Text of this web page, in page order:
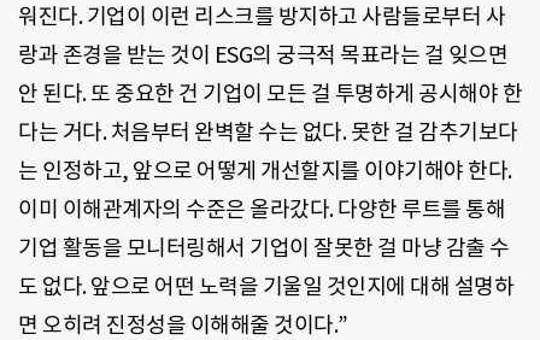
워진다. 기업이 이런 리스크를 방지하고 사람들로부터 사
랑과 존경을 받는 것이 ESG의 궁극적 목표라는 걸 잊으면
안 된다. 또 중요한 건 기업이 모든 걸 투명하게 공시해야 한
다는 거다. 처음부터 완벽할 수는 없다. 못한 걸 감추기보다
는 인정하고, 앞으로 어떻게 개선할지를 이야기해야 한다.
이미 이해관계자의 수준은 올라갔다. 다양한 루트를 통해
기업 활동을 모니터링해서 기업이 잘못한 걸 마냥 감출 수
도 없다. 앞으로 어떤 노력을 기울일 것인지에 대해 설명하
면 오히려 진정성을 이해해줄 것이다.”